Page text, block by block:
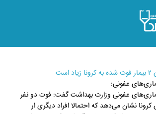
عفونی:
عفونی وزارت بهداشت گفت: فوت دو نفر
نشان می‌دهد که احتمالا افراد دیگری ار